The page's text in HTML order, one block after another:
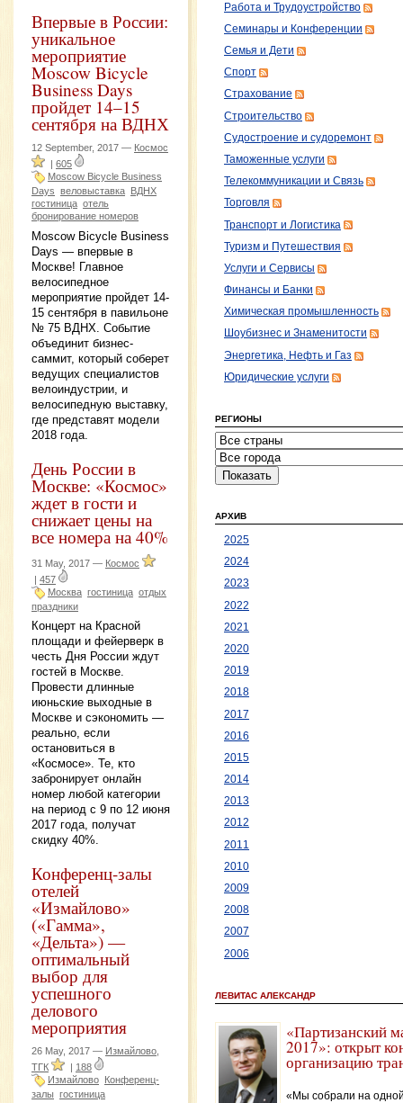
Впервые в России:
уникальное
мероприятие
Moscow Bicycle
Business Days
пройдет 14–15
сентября на ВДНХ
12 September, 2017 — Космос
605
Moscow Bicycle Business
Days веловыставка
ВДНХ
гостиница отель
бронирование номеров
Moscow Bicycle Business
Days — впервые в
Москве! Главное
велосипедное
мероприятие пройдет 14-
15 сентября в павильоне
№ 75 ВДНХ. Событие
объединит бизнес-
саммит, который соберет
ведущих специалистов
велоиндустрии, и
велосипедную выставку,
где представят модели
2018 года.
День России в
Москве: «Космос»
ждет в гости и
снижает цены на
все номера на 40%
31 May, 2017 — Космос
| 457
Москва гостиница отдых
праздники
Концерт на Красной
площади и фейерверк в
честь Дня России ждут
гостей в Москве.
Провести длинные
июньские выходные в
Москве и сэкономить —
реально, если
остановиться в
«Космосе». Те, кто
забронирует онлайн
номер любой категории
на период с 9 по 12 июня
2017 года, получат
скидку 40%.
Конференц-залы
отелей
«Измайлово»
(«Гамма»,
«Дельта») —
оптимальный
выбор для
успешного
делового
мероприятия
26 May, 2017 — Измайлово,
ТГК
| 188
Измайлово Конференц-
залы гостиница
Работа и Трудоустройство
Семинары и Конференции
Семья и Дети
Спорт
Страхование
Строительство
Судостроение и судоремонт
Таможенные услуги
Телекоммуникации и Связь
Торговля
Транспорт и Логистика
Туризм и Путешествия
Услуги и Сервисы
Финансы и Банки
Химическая промышленность
Шоубизнес и Знаменитости
Энергетика, Нефть и Газ
Юридические услуги
РЕГИОНЫ
АРХИВ
2025
2024
2023
2022
2021
2020
2019
2018
2017
2016
2015
2014
2013
2012
2011
2010
2009
2008
2007
2006
ЛЕВИТАС АЛЕКСАНДР
«Партизанский
2017»: открыт
организацию
«Мы собрали на